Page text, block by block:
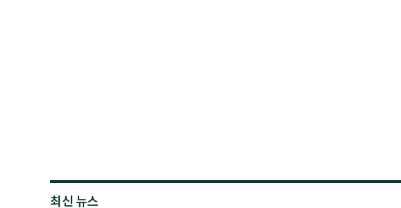
최신 뉴스